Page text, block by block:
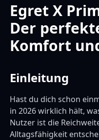
Egret X
Der
Komfort
Einleitung
Hast du dich schon
in 2026 wirklich hält,
Nutzer ist die
Alltagsfähigkeit